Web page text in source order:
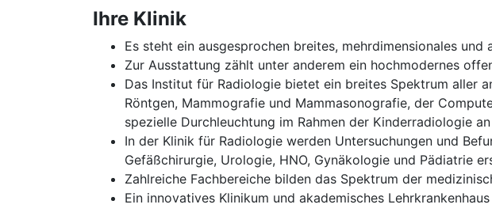
Ihre Klinik
Es steht ein ausgesprochen breites, mehrdimensionales
Zur Ausstattung zählt unter anderem ein hochmodernes
Das Institut für Radiologie bietet ein breites Spektrum aller
Röntgen, Mammografie und Mammasonografie, der
spezielle Durchleuchtung im Rahmen der Kinderradiologie an
In der Klinik für Radiologie werden Untersuchungen und
Gefäßchirurgie, Urologie, HNO, Gynäkologie und Pädiatrie
Zahlreiche Fachbereiche bilden das Spektrum der
Ein innovatives Klinikum und akademisches